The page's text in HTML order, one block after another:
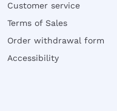
Customer service
Terms of Sales
Order withdrawal form
Accessibility